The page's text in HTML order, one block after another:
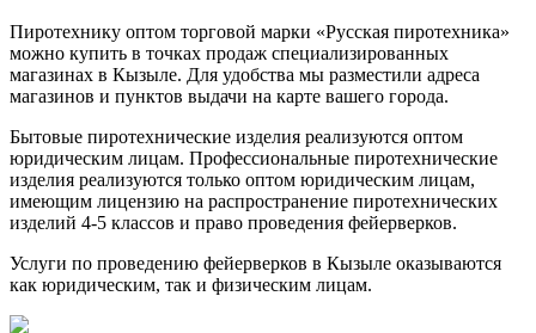
Пиротехнику оптом торговой марки «Русская пиротехника»
можно купить в точках продаж специализированных
магазинах в Кызыле. Для удобства мы разместили адреса
магазинов и пунктов выдачи на карте вашего города.
Бытовые пиротехнические изделия реализуются оптом
юридическим лицам. Профессиональные пиротехнические
изделия реализуются только оптом юридическим лицам,
имеющим лицензию на распространение пиротехнических
изделий 4-5 классов и право проведения фейерверков.
Услуги по проведению фейерверков в Кызыле оказываются
как юридическим, так и физическим лицам.